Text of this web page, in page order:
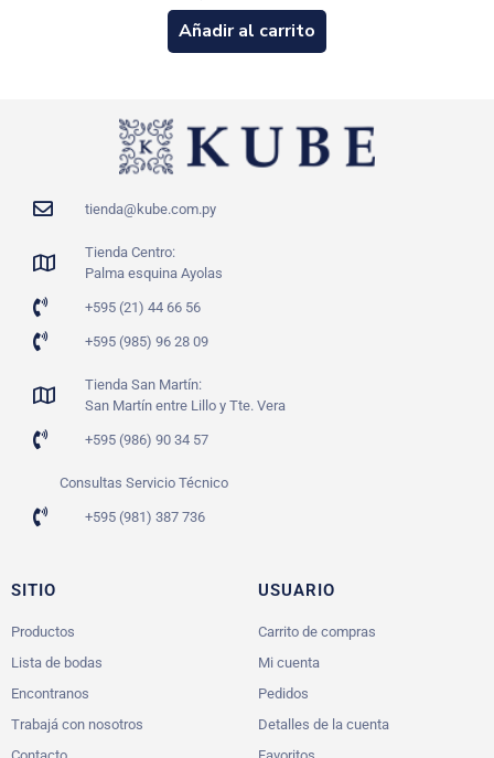
Añadir al carrito
tienda@kube.com.py
Tienda Centro:
Palma esquina Ayolas
+595 (21) 44 66 56
+595 (985) 96 28 09
Tienda San Martín:
San Martín entre Lillo y Tte. Vera
+595 (986) 90 34 57
Consultas Servicio Técnico
+595 (981) 387 736
SITIO
Productos
Lista de bodas
Encontranos
Trabajá con nosotros
USUARIO
Carrito de compras
Mi cuenta
Pedidos
Detalles de la cuenta